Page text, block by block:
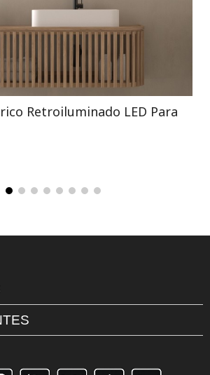
Retroiluminado LED Para